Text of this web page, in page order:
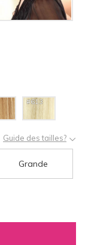
#613
Guide des tailles?
Grande